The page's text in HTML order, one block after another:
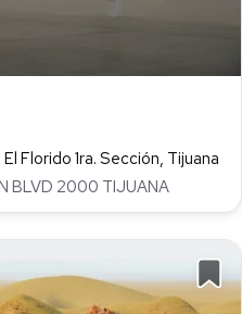
Florido 1ra. Sección, Tijuana
BLVD 2000 TIJUANA